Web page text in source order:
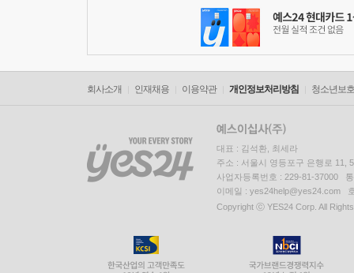
회사소개 인재채용 이용약관 개인정보처리방침 청소년보
대표 : 김석환, 최세라
주소 : 서울시 영등포구 은행로 11,
사업자등록번호 : 229-81-37000
이메일 : yes24help@yes24.com
Copyright ⓒ YES24 Corp. All